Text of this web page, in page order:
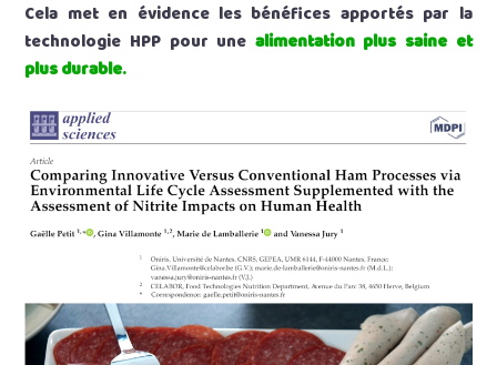
Cela met en évidence les bénéfices apportés par la
technologie HPP pour une alimentation plus saine et
plus durable.